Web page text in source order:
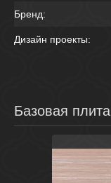
Бренд:
Дизайн проекты:
Базовая плита